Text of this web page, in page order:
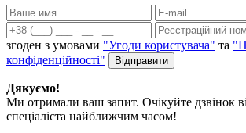
згоден з умовами "Угоди користувача" та
конфіденційності"
Дякуємо!
Ми отримали ваш запит. Очікуйте дзвінок
спеціаліста найближчим часом!